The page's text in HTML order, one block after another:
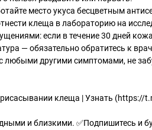
место укуса бесцветным
клеща в лабораторию на
если в течение 30 дней
— обязательно обратитесь к
другими симптомами, не
клеща | Узнать (https://
и близкими. ✅Подпишитесь и